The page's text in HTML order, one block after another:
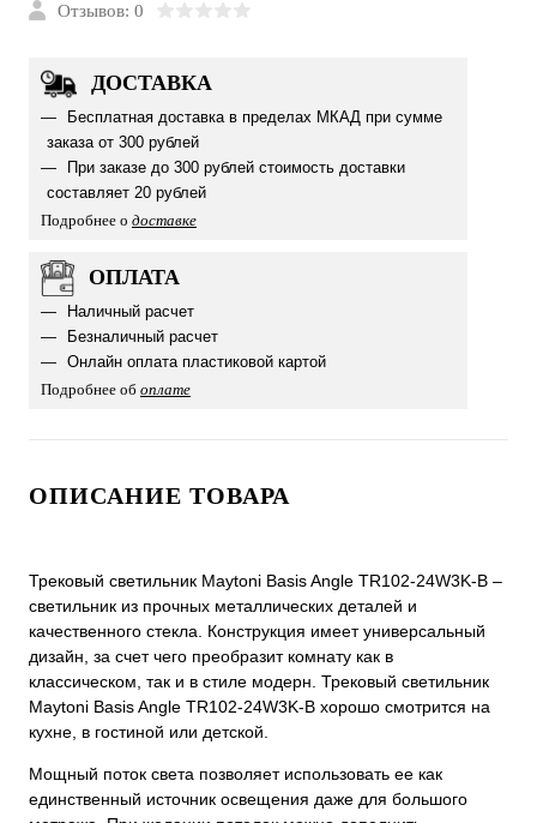
Отзывов: 0
ДОСТАВКА
Бесплатная доставка в пределах МКАД при сумме
заказа от 300 рублей
При заказе до 300 рублей стоимость доставки
составляет 20 рублей
Подробнее о доставке
ОПЛАТА
Наличный расчет
Безналичный расчет
Онлайн оплата пластиковой картой
Подробнее об оплате
ОПИСАНИЕ ТОВАРА
Трековый светильник Maytoni Basis Angle TR102-24W3K-B –
светильник из прочных металлических деталей и
качественного стекла. Конструкция имеет универсальный
дизайн, за счет чего преобразит комнату как в
классическом, так и в стиле модерн. Трековый светильник
Maytoni Basis Angle TR102-24W3K-B хорошо смотрится на
кухне, в гостиной или детской.
Мощный поток света позволяет использовать ее как
единственный источник освещения даже для большого